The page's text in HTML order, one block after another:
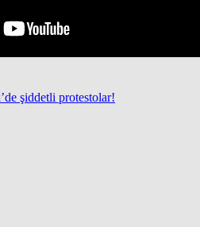
şiddetli protestolar!